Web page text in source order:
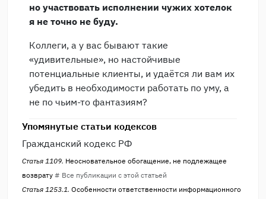
но участвовать исполнении чужих хотелок
я не точно не буду.
Коллеги, а у вас бывают такие
«удивительные», но настойчивые
потенциальные клиенты, и удаётся ли вам их
убедить в необходимости работать по уму, а
не по чьим-то фантазиям?
Упомянутые статьи кодексов
Гражданский кодекс РФ
Статья 1109. Неосновательное обогащение, не подлежащее
возврату # Все публикации с этой статьей
Статья 1253.1. Особенности ответственности информационного